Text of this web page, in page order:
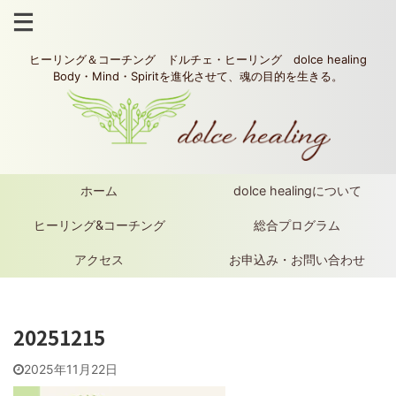
ヒーリング＆コーチング ドルチェ・ヒーリング dolce healing
Body・Mind・Spiritを進化させて、魂の目的を生きる。
ホーム dolce healingについて
ヒーリング&コーチング 総合プログラム
アクセス お申込み・お問い合わせ
20251215
2025年11月22日